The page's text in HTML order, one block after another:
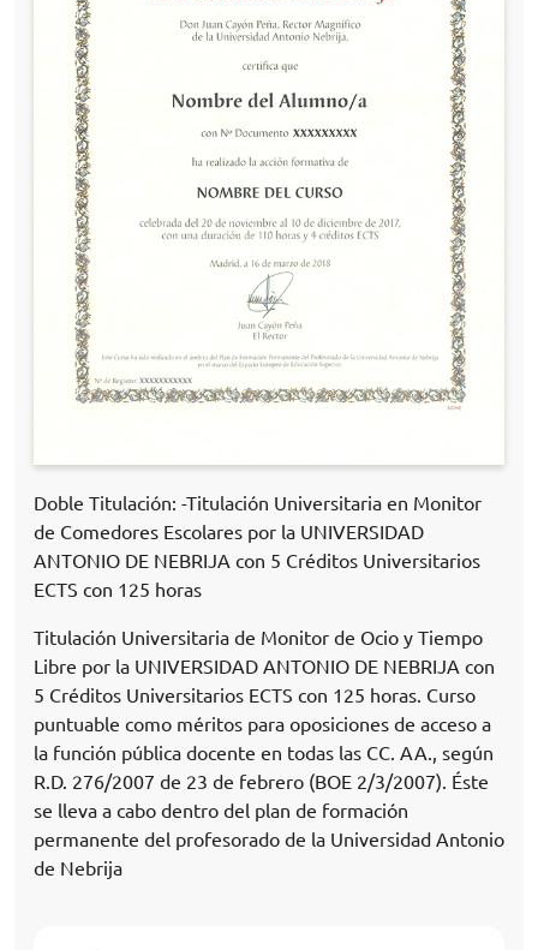
Doble Titulación: -Titulación Universitaria en Monitor
de Comedores Escolares por la UNIVERSIDAD
ANTONIO DE NEBRIJA con 5 Créditos Universitarios
ECTS con 125 horas
Titulación Universitaria de Monitor de Ocio y Tiempo
Libre por la UNIVERSIDAD ANTONIO DE NEBRIJA con
5 Créditos Universitarios ECTS con 125 horas. Curso
puntuable como méritos para oposiciones de acceso a
la función pública docente en todas las CC. AA., según
R.D. 276/2007 de 23 de febrero (BOE 2/3/2007). Éste
se lleva a cabo dentro del plan de formación
permanente del profesorado de la Universidad Antonio
de Nebrija